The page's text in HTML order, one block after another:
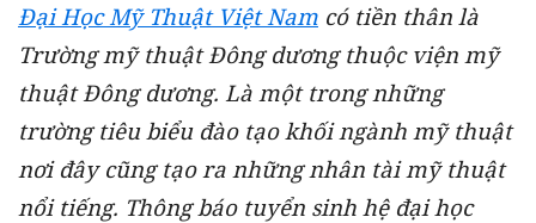
Đại HọcMỹ Thuật Việt Nam có tiền thân là
Trường mỹ thuật Đông dương thuộc viện mỹ
thuật Đông dương. Là một trong những
trường tiêu biểu đào tạo khối ngành mỹ thuật
nơi đây cũng tạo ra những nhân tài mỹ thuật
nổi tiếng. Thông báo tuyển sinh hệ đại học